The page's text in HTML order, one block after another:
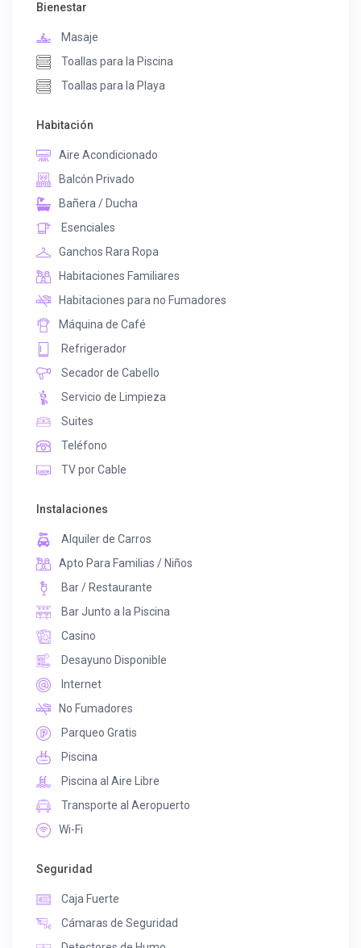
Bienestar
Masaje
Toallas para la Piscina
Toallas para la Playa
Habitación
Aire Acondicionado
Balcón Privado
Bañera / Ducha
Esenciales
Ganchos Rara Ropa
Habitaciones Familiares
Habitaciones para no Fumadores
Máquina de Café
Refrigerador
Secador de Cabello
Servicio de Limpieza
Suites
Teléfono
TV por Cable
Instalaciones
Alquiler de Carros
Apto Para Familias / Niños
Bar / Restaurante
Bar Junto a la Piscina
Casino
Desayuno Disponible
Internet
No Fumadores
Parqueo Gratis
Piscina
Piscina al Aire Libre
Transporte al Aeropuerto
Wi-Fi
Seguridad
Caja Fuerte
Cámaras de Seguridad